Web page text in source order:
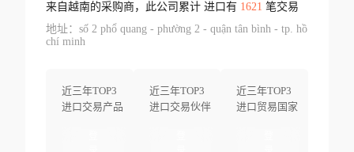
来自越南的采购商，此公司累计 进口有 1621 笔交易
地址：số 2 phổ quang - phường 2 - quận tân bình - tp. hồ
chí minh
近三年TOP3
进口交易产品
近三年TOP3
进口交易伙伴
近三年TOP3
进口贸易国家